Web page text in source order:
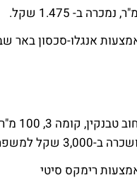
אנגלו-סכסון באר
דירת 4
למשפחה מהעיר.
רימקס סיטי